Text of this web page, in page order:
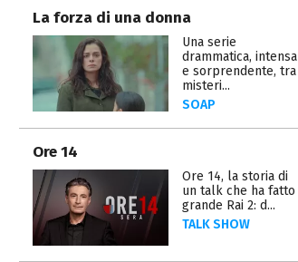
La forza di una donna
Una serie
drammatica, intensa
e sorprendente, tra
misteri...
SOAP
Ore 14
Ore 14, la storia di
un talk che ha fatto
grande Rai 2: d...
TALK SHOW